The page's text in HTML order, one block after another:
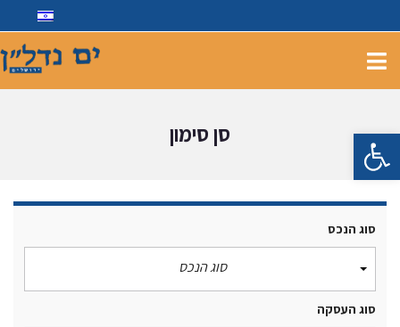
פתח סרגל נגישות סן סימון
סוג הנכס
סוג הנכס
סוג העסקה